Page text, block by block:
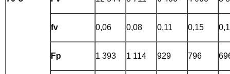
fv 0,06 0,08 0,11 0,15
Fp 1 393 1 114 929 796